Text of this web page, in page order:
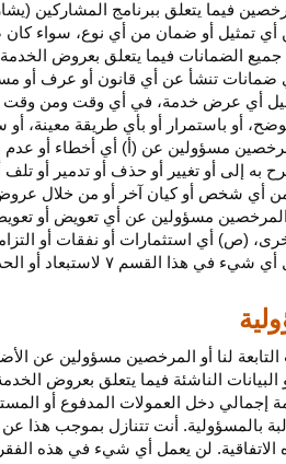
فيما يتعلق ببرنامج
أي تمثيل أو ضمان من أي نوع، سواء كان
الضمانات فيما يتعلق بعروض
تنشأ عن أي قانون أو عرف أو
أي عرض خدمة، في أي وقت ومن وقت
أو باستمرار أو بأي طريقة معينة،
مسؤولين عن (أ) أي أخطاء أو عدم
به إلى أو تغيير أو حذف أو تدمير أو تلف
من أي شخص أو كيان آخر أو من خلال
المرخصين مسؤولين عن أي تعويض أو
(ص) أي استثمارات أو نفقات أو
أي شيء في هذا القسم ۷ لاستبعاد أو
لنا أو المرخصين مسؤولين عن
البيانات الناشئة فيما يتعلق بعروض
إجمالي دخل العمولات المدفوع أو
بالمسؤولية. أنت تتنازل بموجب
لن يعمل أي شيء في هذه